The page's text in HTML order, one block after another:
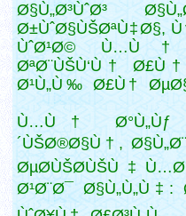
Ø§Ù„Ø³ÙˆØ³
Ø±ÙˆØ§ÙŠØªÙ‡Ø§,
ÙˆØ¹Ø© Ù…Ù†
ØªØ¨ÙŠÙ‘Ù† Ø£Ù†
Ø¹Ù„Ù‰ Ø£Ù†
Ù…Ù† Ø°Ù„Ùƒ
´ÙŠØ®Ø§Ù†,
Ø¹Ø¨Ø¯ Ø§Ù„Ù„Ù‡: